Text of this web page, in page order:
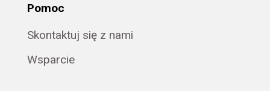
Pomoc
Skontaktuj się z nami
Wsparcie